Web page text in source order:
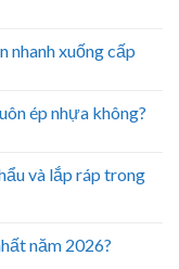
nhanh xuống cấp
ép nhựa không?
và lắp ráp trong
năm 2026?